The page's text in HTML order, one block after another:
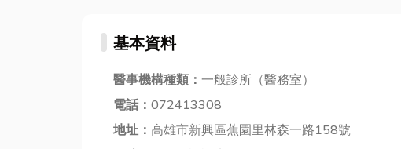
基本資料
醫事機構種類： 一般診所（醫務室）
電話： 072413308
地址： 高雄市新興區蕉園里林森一路158號